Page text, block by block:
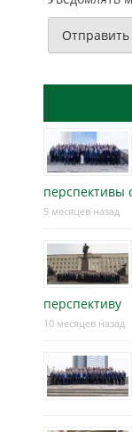
перспективы
5 месяцев назад
перспективу
10 месяцев назад